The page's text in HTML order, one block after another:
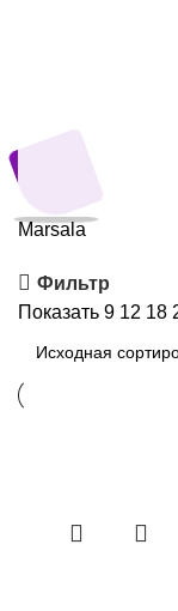
Marsala
Фильтр
Показать 9 12 18